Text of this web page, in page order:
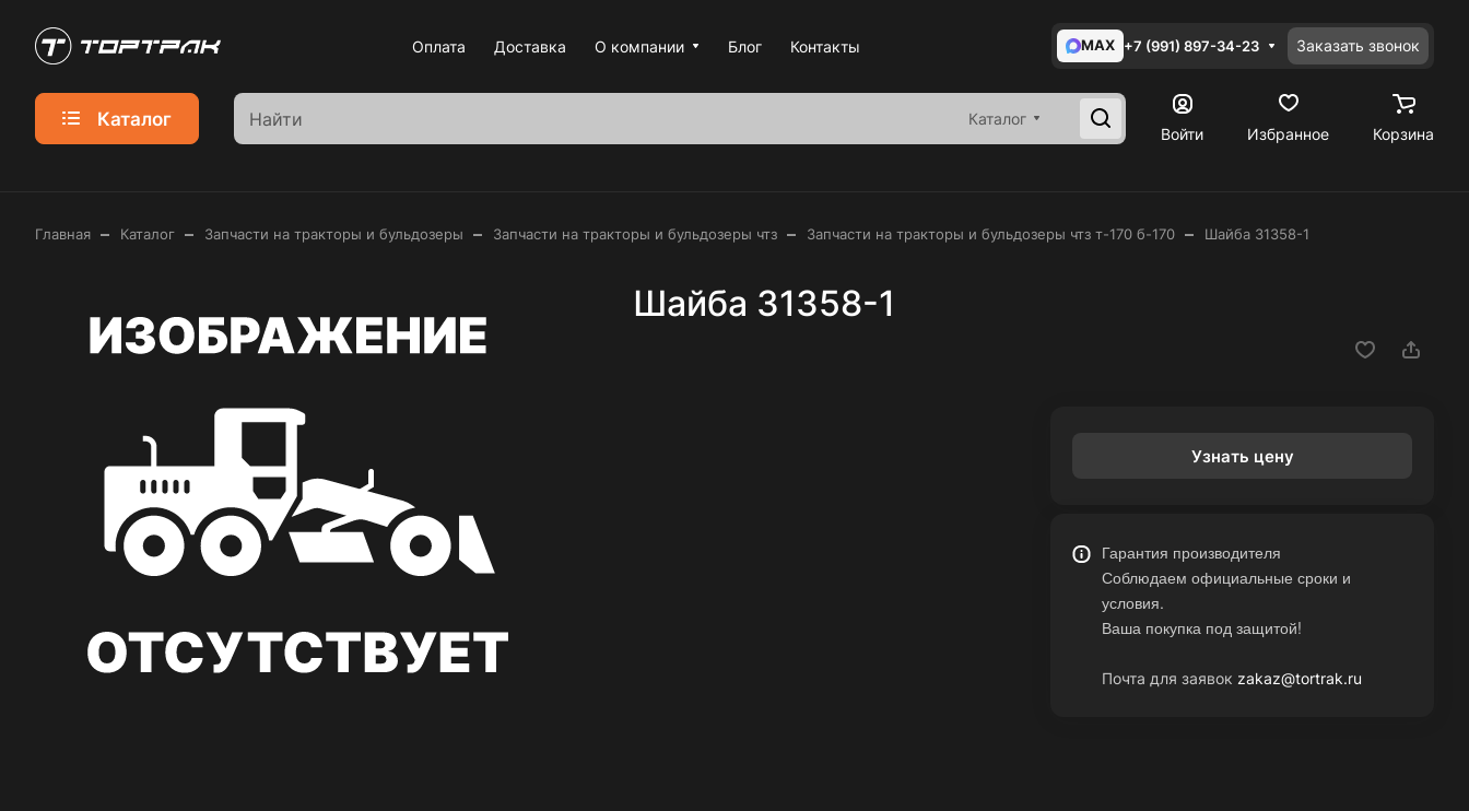
Оплата Доставка О компании Блог Контакты MAX +7 (991) 897-34-23 Заказать звонок
Каталог
Каталог
Войти
Избранное Корзина
Главная – Каталог – Запчасти на тракторы и бульдозеры – Запчасти на тракторы и бульдозеры чтз – Запчасти на тракторы и бульдозеры чтз т-170 б-170 – Шайба 31358-1
Шайба 31358-1
Узнать цену
Гарантия производителя
Соблюдаем официальные сроки и
условия.
Ваша покупка под защитой!
Почта для заявок zakaz@tortrak.ru